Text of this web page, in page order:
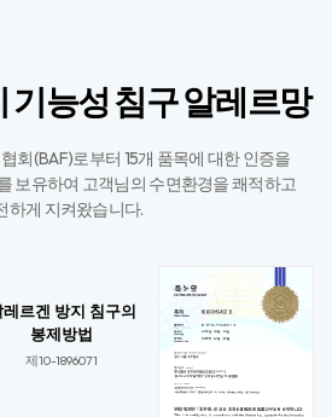
기능성 침구 알레르망
회(BAF)로부터 15개 품목에 대한 인증을
보유하여 고객님의 수면환경을 쾌적하고
하게 지켜왔습니다.
레르겐 방지 침구의
봉제방법
제10-1896071​